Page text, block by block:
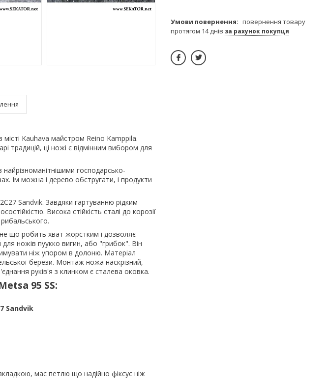
місті Kauhava майстром Reino Kamppila.
традицій, ці ножі є відмінним вибором для
найрізноманітнішими господарсько-
Їм можна і дерево обстругати, і продукти
Sandvik. Завдяки гартуванню рідким
Висока стійкість сталі до корозії
що робить хват жорстким і дозволяє
ножів пуукко вигин, або "грибок". Він
ніж упором в долоню. Матеріал
берези. Монтаж ножа наскрізний,
руків'я з клинком є сталева оковка.
95 SS:
Sandvik
має петлю що надійно фіксує ніж
повернення товару
протягом 14 днів за рахунок покупця